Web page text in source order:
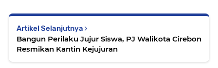
Artikel Selanjutnya
Bangun Perilaku Jujur Siswa, PJ Walikota Cirebon
Resmikan Kantin Kejujuran